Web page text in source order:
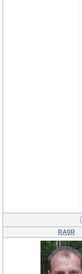
RA0R